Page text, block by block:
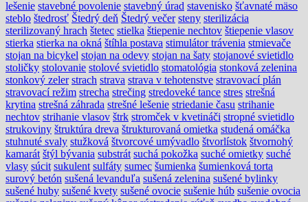
lešenie stavebné povolenie stavebný úrad stavenisko šťavnaté mäso
steblo štedrosť Štedrý deň Štedrý večer steny sterilizácia
sterilizovaný hrach štetec stielka štiepenie nechtov štiepenie vlasov
stierka stierka na okná štíhla postava stimulátor trávenia stmievače
stojan na bicykel stojan na odevy stojan na šaty stojanové svietidlo
stoličky stolovanie stolové svietidlo stomatológia stonková zelenina
stonkový zeler strach strava strava v tehotenstve stravovací plán
stravovací režim strecha strečing stredoveké tance stres strešná
krytina strešná záhrada strešné lešenie striedanie času strihanie
nechtov strihanie vlasov štrk stromček v kvetináči stropné svietidlo
strukoviny štruktúra dreva štrukturovaná omietka studená omáčka
stuhnuté svaly stužková štvorcové umývadlo štvorlístok štvornohý
kamarát štýl bývania substrát suchá pokožka suché omietky suché
vlasy súcit sukulent sulfáty sumec šumienka šumienková torta
surový betón sušená levanduľa sušená zelenina sušené bylinky
sušené huby sušené kvety sušené ovocie sušenie húb sušenie ovocia